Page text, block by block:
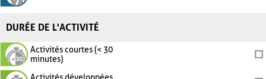
DURÉE DE L'ACTIVITÉ
Activités courtes (< 30
minutes)